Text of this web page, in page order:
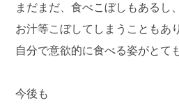
まだまだ、食べこぼしもあるし、
お汁等こぼしてしまうこともあ
自分で意欲的に食べる姿がとて
今後も